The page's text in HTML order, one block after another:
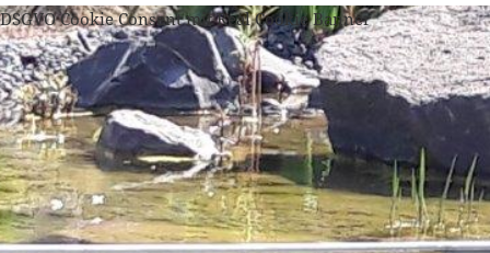
DSGVO Cookie Consent mit Real Cookie Banner